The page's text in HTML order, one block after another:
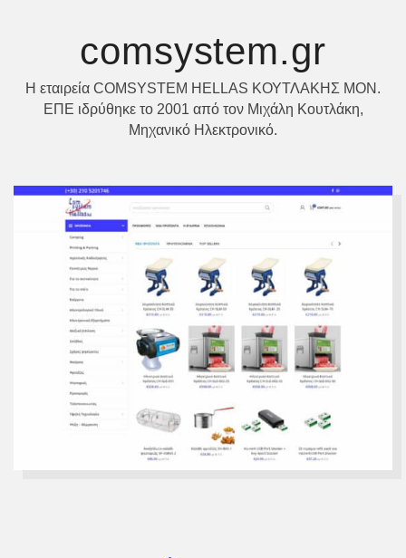
comsystem.gr
Η εταιρεία COMSYSTEM HELLAS ΚΟΥΤΛΑΚΗΣ ΜΟΝ.
ΕΠΕ ιδρύθηκε το 2001 από τον Μιχάλη Κουτλάκη,
Μηχανικό Ηλεκτρονικό.